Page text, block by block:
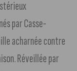
par Casse-
acharnée contre
Réveillée par